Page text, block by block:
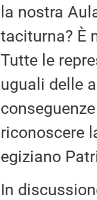
la nostra
taciturna? È
Tutte le
uguali delle
riconoscere
egiziano
In